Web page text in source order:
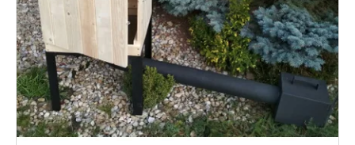
ů
u
j
e
m
e